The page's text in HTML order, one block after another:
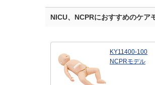
NICU、NCPRにおすすめのケア
KY11400-100
NCPRモデル